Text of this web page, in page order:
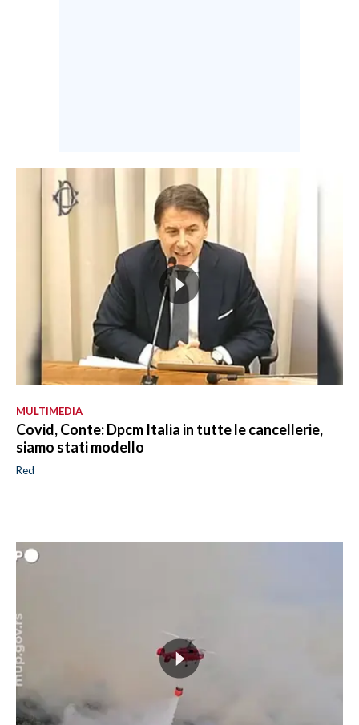
MULTIMEDIA
Covid, Conte: Dpcm Italia in tutte le cancellerie,
siamo stati modello
Red